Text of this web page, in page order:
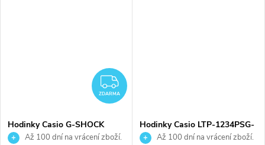
ZDARMA
ZDARMA
Hodinky Casio G-SHOCK
GMA-S2100MD-7AER
Až 100 dní na vrácení zboží.
Hodinky Casio LTP-1234PSG-
7AEGAž 100 dní na vrácení zboží.